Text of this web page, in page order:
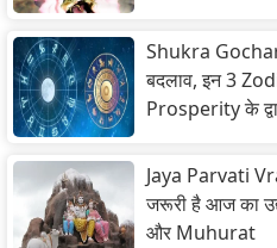
Shukra
बदलाव, इन 3
Prosperity के
Jaya Parvati
जरूरी है आज का
और Muhurat